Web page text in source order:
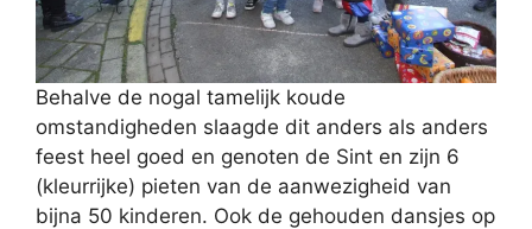
Behalve de nogal tamelijk koude
omstandigheden slaagde dit anders als anders
feest heel goed en genoten de Sint en zijn 6
(kleurrijke) pieten van de aanwezigheid van
bijna 50 kinderen. Ook de gehouden dansjes op